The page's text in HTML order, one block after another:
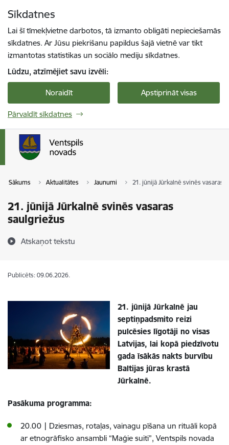
Sīkdatnes
Lai šī tīmekļvietne darbotos, tā izmanto obligāti nepieciešamās
sīkdatnes. Ar Jūsu piekrišanu papildus šajā vietnē var tikt
izmantotas statistikas un sociālo mediju sīkdatnes.
Lūdzu, atzīmējiet savu izvēli:
Noraidīt Apstiprināt visas
Pārvaldīt sīkdatnes
Sākums Aktualitātes Jaunumi 21. jūnijā Jūrkalnē svinēs vasaras
21. jūnijā Jūrkalnē svinēs vasaras
saulgriežus
Atskaņot tekstu
Publicēts: 09.06.2026.
21. jūnijā Jūrkalnē jau
septiņpadsmito reizi
pulcēsies līgotāji no visas
Latvijas, lai kopā piedzīvotu
gada īsākās nakts burvību
Baltijas jūras krastā
Jūrkalnē.
Pasākuma programma:
20.00 | Dziesmas, rotaļas, vainagu pīšana un rituāli kopā
ar etnogrāfisko ansambli “Maģie suiti”, Ventspils novada